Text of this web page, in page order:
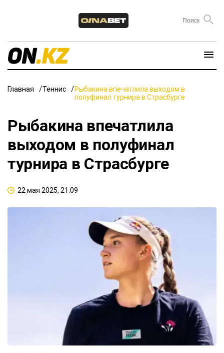
Главная Теннис
Рыбакина впечатлила выходом в
полуфинал турнира в Страсбурге
Рыбакина впечатлила
выходом в полуфинал
турнира в Страсбурге
22 мая 2025, 21:09